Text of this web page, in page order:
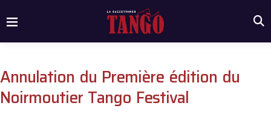
Annulation du Première édition du
Noirmoutier Tango Festival